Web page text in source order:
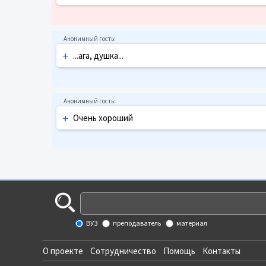
+ ...ага, душка...
+ Очень хороший
ВУЗ преподаватель материал
О проекте Сотрудничество Помощь Контакты